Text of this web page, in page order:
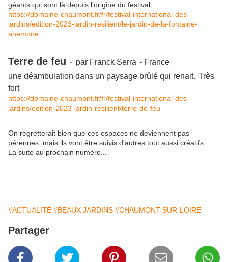
géants qui sont là depuis l'origine du festival.
https://domaine-chaumont.fr/fr/festival-international-des-
jardins/edition-2023-jardin-resilient/le-jardin-de-la-fontaine-
anemone
Terre de feu - par Franck Serra - France
une déambulation dans un paysage brûlé qui renait. Très
fort
https://domaine-chaumont.fr/fr/festival-international-des-
jardins/edition-2023-jardin-resilient/terre-de-feu
On regretterait bien que ces espaces ne deviennent pas
pérennes, mais ils vont être suivis d'autres tout aussi créatifs.
La suite au prochain numéro...
#ACTUALITÉ #BEAUX JARDINS #CHAUMONT-SUR-LOIRE
Partager